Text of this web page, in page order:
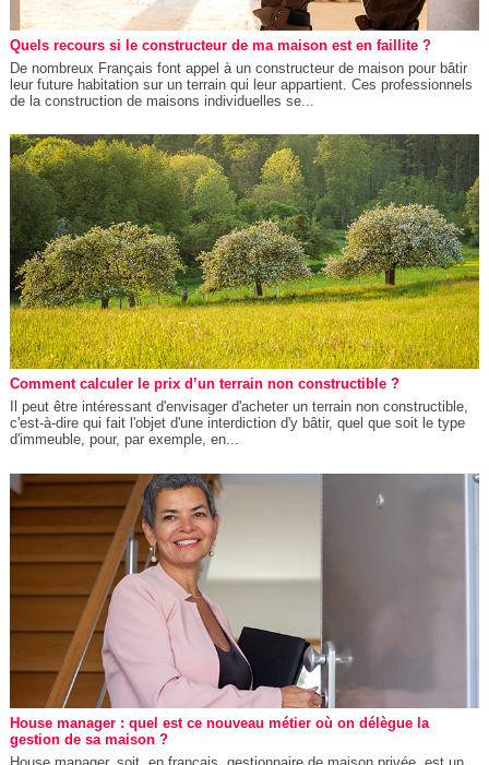
Quels recours si le constructeur de ma maison est en faillite ?
De nombreux Français font appel à un constructeur de maison pour bâtir
leur future habitation sur un terrain qui leur appartient. Ces professionnels
de la construction de maisons individuelles se...
Comment calculer le prix d’un terrain non constructible ?
Il peut être intéressant d'envisager d'acheter un terrain non constructible,
c'est-à-dire qui fait l'objet d'une interdiction d'y bâtir, quel que soit le type
d'immeuble, pour, par exemple, en...
House manager : quel est ce nouveau métier où on délègue la
gestion de sa maison ?